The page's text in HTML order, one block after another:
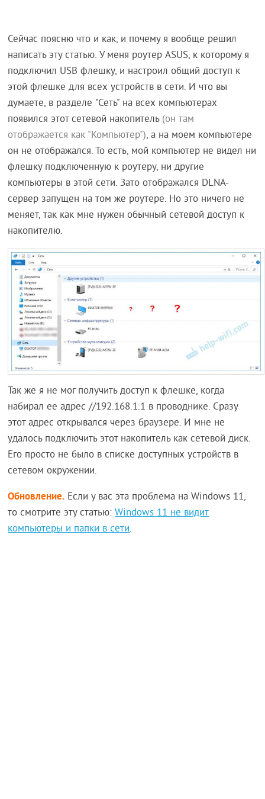
Сейчас поясню что и как, и почему я вообще решил
написать эту статью. У меня роутер ASUS, к которому я
подключил USB флешку, и настроил общий доступ к
этой флешке для всех устройств в сети. И что вы
думаете, в разделе "Сеть" на всех компьютерах
появился этот сетевой накопитель (он там
отображается как "Компьютер"), а на моем компьютере
он не отображался. То есть, мой компьютер не видел ни
флешку подключенную к роутеру, ни другие
компьютеры в этой сети. Зато отображался DLNA-
сервер запущен на том же роутере. Но это ничего не
меняет, так как мне нужен обычный сетевой доступ к
накопителю.
Так же я не мог получить доступ к флешке, когда
набирал ее адрес //192.168.1.1 в проводнике. Сразу
этот адрес открывался через браузере. И мне не
удалось подключить этот накопитель как сетевой диск.
Его просто не было в списке доступных устройств в
сетевом окружении.
Обновление. Если у вас эта проблема на Windows 11,
то смотрите эту статью:Windows 11 не видит
компьютеры и папки в сети.